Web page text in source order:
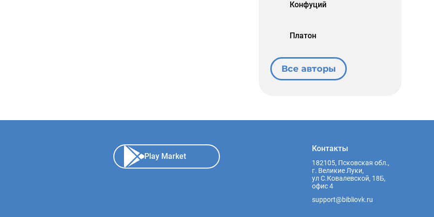
Конфуций
Платон
Все авторы
Play Market
Контакты
182105, Псковская обл.,
г. Великие Луки,
ул С.Ковалевской, 18Б,
офис 4
support@bibliovk.ru